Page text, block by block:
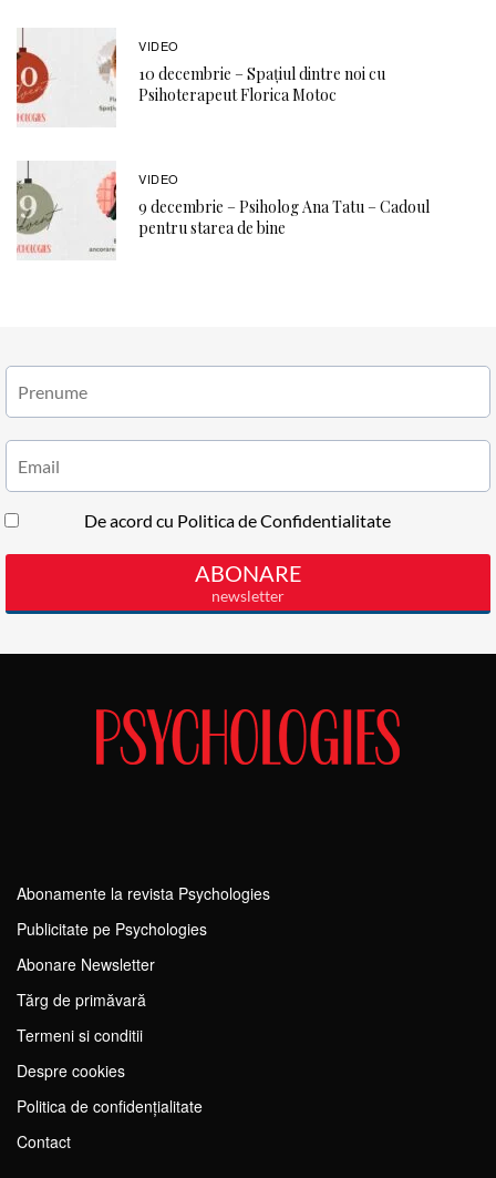
VIDEO
10 decembrie – Spațiul dintre noi cu
Psihoterapeut Florica Motoc
VIDEO
9 decembrie – Psiholog Ana Tatu – Cadoul
pentru starea de bine
Abonamente la revista Psychologies
Publicitate pe Psychologies
Abonare Newsletter
Tărg de primăvară
Termeni si conditii
Despre cookies
Politica de confidențialitate
Contact